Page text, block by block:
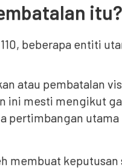
itu?
beberapa entiti
atau pembatalan
ini mesti mengikut
pertimbangan utama
membuat keputusan